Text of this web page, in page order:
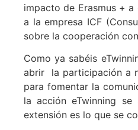
impacto de Erasmus +
a la empresa ICF
sobre la cooperación
Como ya sabéis
abrir la participación a
para fomentar la
la acción eTwinning
extensión es lo que se